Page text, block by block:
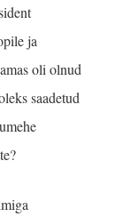
ja
oli olnud
saadetud